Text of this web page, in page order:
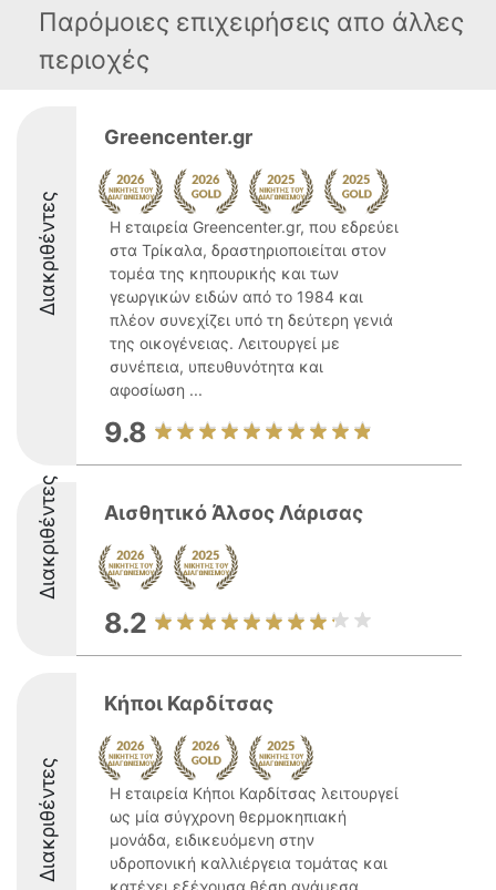
Παρόμοιες επιχειρήσεις απο άλλες
περιοχές
Διακριθέντες
Greencenter.gr
Η εταιρεία Greencenter.gr, που εδρεύει
στα Τρίκαλα, δραστηριοποιείται στον
τομέα της κηπουρικής και των
γεωργικών ειδών από το 1984 και
πλέον συνεχίζει υπό τη δεύτερη γενιά
της οικογένειας. Λειτουργεί με
συνέπεια, υπευθυνότητα και
αφοσίωση ...
9.8
Διακριθέντες Αισθητικό Άλσος Λάρισας
8.2
Διακριθέντες
Κήποι Καρδίτσας
Η εταιρεία Κήποι Καρδίτσας λειτουργεί
ως μία σύγχρονη θερμοκηπιακή
μονάδα, ειδικευόμενη στην
υδροπονική καλλιέργεια τομάτας και
κατέχει εξέχουσα θέση ανάμεσα